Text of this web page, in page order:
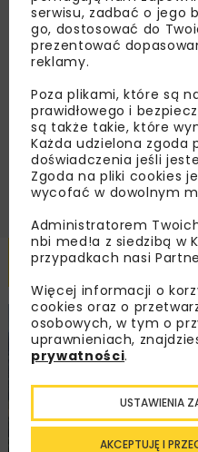
Zapoznałam/em się z
podany przeze mnie adres
handlowej w postaci
Powiązane
serwisu, zadbać o jego
go, dostosować do
prezentować
reklamy.
Poza plikami, które są
prawidłowego i
są także takie, które
Każda udzielona zgoda
doświadczenia jeśli
Zgoda na pliki cookies
wycofać w dowolnym
Administratorem
nbi med!a z siedzibą w
przypadkach nasi
Więcej informacji o
cookies oraz o
osobowych, w tym o
uprawnieniach,
prywatności.
AKCEPTUJĘ I
USTAWIENIA